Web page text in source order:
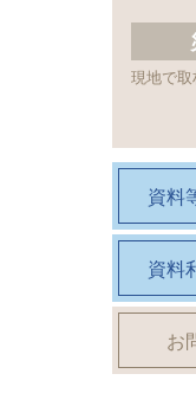
現地で
資料
資料
お